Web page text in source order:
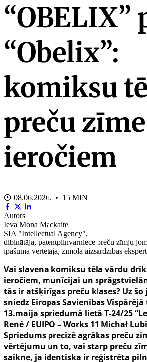
“OBELIX”
“Obelix”:
komiksu
preču
ieročiem
08.06.2026. • 15 MIN
Autors
Ieva Mona Mackaite
SIA "Intellectual Agency",
dibinātāja, patentpilnvarniece preču zīmju
īpašuma vērtētāja, zīmola aizsardzības
Vai slavena komiksu tēla vārdu
ieročiem, munīcijai un
tās ir atšķirīgas preču klases? Uz
sniedz Eiropas Savienības Vispārējā
13.maija spriedumā lietā T-24/25
René / EUIPO – Works 11 Michał
Spriedums precizē agrākas preču
vērtējumu un to, vai starp preču
saikne, ja identiska ir reģistrēta